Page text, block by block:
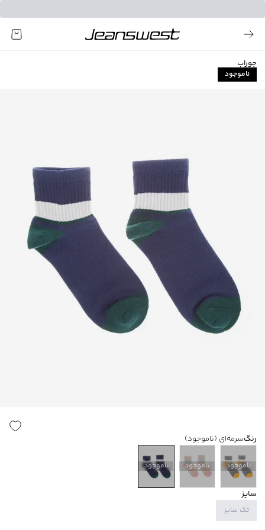
جوراب
ناموجود
رنگسرمه‌ای (ناموجود)
ناموجود ناموجود ناموجود
سایز
تک سایز